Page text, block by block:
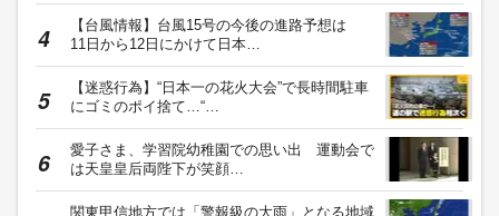
【台風情報】台風15号の今後の進路予想は
11日から12日にかけて日本…
【迷惑行為】“日本一の花火大会”で長時間駐車
にゴミのポイ捨て…“…
愛子さま、学習院幼稚園での思い出 運動会で
は天皇皇后両陛下が笑顔…
関東甲信地方では「警報級の大雨」となる地域